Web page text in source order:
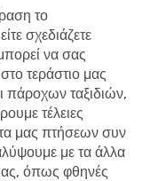
το
σχεδιάζετε
να σας
τεράστιο μας
πάροχων ταξιδιών,
τέλειες
μας πτήσεων συν
με τα άλλα
όπως φθηνές